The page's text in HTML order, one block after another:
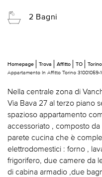
2 Bagni
Homepage Trova Affitto TO Torino
Appartamento In Affitto Torino 31001059-
Nella centrale zona di
Via Bava 27 al terzo piano
spazioso appartamento
accessoriato , composto
parete cucina che è
elettrodomestici : forno ,
frigorifero, due camere da
di cabina armadio ,due